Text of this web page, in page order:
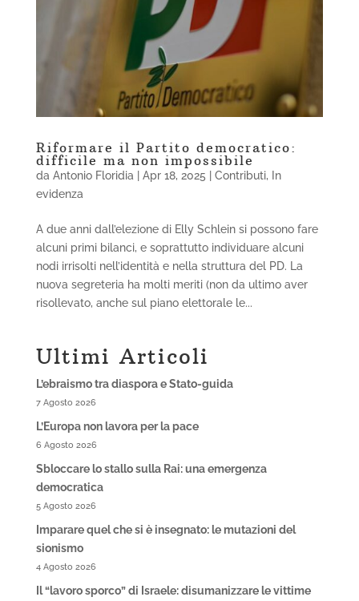
Riformare il Partito democratico:
difficile ma non impossibile
da Antonio Floridia Apr 18, 2025 Contributi,
In
evidenza
A due anni dall’elezione di Elly Schlein si possono fare
alcuni primi bilanci, e soprattutto individuare alcuni
nodi irrisolti nell’identità e nella struttura del PD. La
nuova segreteria ha molti meriti (non da ultimo aver
risollevato, anche sul piano elettorale le...
Ultimi Articoli
L’ebraismo tra diaspora e Stato-guida
7 Agosto 2026
L’Europa non lavora per la pace
6 Agosto 2026
Sbloccare lo stallo sulla Rai: una emergenza
democratica
5 Agosto 2026
Imparare quel che si è insegnato: le mutazioni del
sionismo
4 Agosto 2026
Il “lavoro sporco” di Israele: disumanizzare le vittime